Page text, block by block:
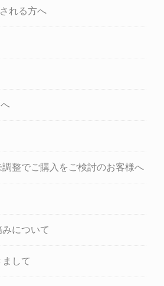
れる方へ
整でご購入をご検討のお客様へ
について
して